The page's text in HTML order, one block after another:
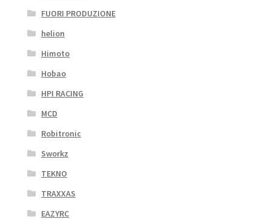
FUORI PRODUZIONE
helion
Himoto
Hobao
HPI RACING
MCD
Robitronic
Sworkz
TEKNO
TRAXXAS
EAZYRC